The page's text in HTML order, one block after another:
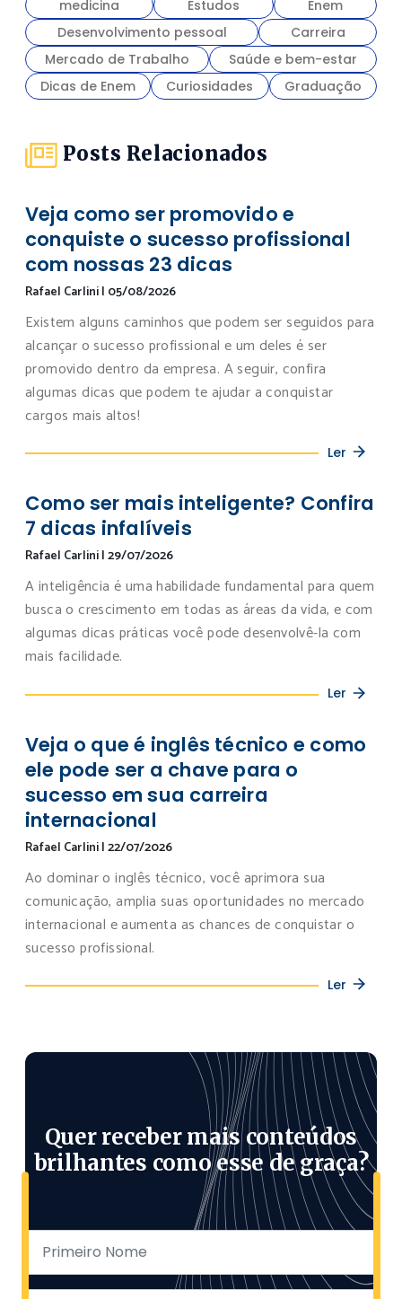
medicina Estudos
Enem
Desenvolvimento pessoal
Carreira
Mercado de Trabalho
Saúde e bem-estar
Dicas de Enem
Curiosidades Graduação
Posts Relacionados
Veja como ser promovido e
conquiste o sucesso profissional
com nossas 23 dicas
Rafael Carlini| 05/08/2026
Existem alguns caminhos que podem ser seguidos para
alcançar o sucesso profissional e um deles é ser
promovido dentro da empresa. A seguir, confira
algumas dicas que podem te ajudar a conquistar
cargos mais altos!
Ler
Como ser mais inteligente? Confira
7 dicas infalíveis
Rafael Carlini|29/07/2026
A inteligência é uma habilidade fundamental para quem
busca o crescimento em todas as áreas da vida, e com
algumas dicas práticas você pode desenvolvê-la com
mais facilidade.
Ler
Veja o que é inglês técnico e como
ele pode ser a chave para o
sucesso em sua carreira
internacional
Rafael Carlini|22/07/2026
Ao dominar o inglês técnico, você aprimora sua
comunicação, amplia suas oportunidades no mercado
internacional e aumenta as chances de conquistar o
sucesso profissional.
Ler
Quer receber mais conteúdos
brilhantes como esse de graça?